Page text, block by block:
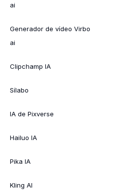
ai
Generador de vídeo Virbo
ai
Clipchamp IA
Sílabo
IA de Pixverse
Hailuo IA
Pika IA
Kling AI